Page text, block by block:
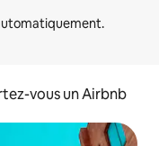
vous un Airbnb